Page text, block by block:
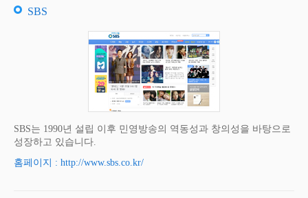
SBS
SBS는 1990년 설립 이후 민영방송의 역동성과 창의성을 바탕으로
성장하고 있습니다.
홈페이지 : http://www.sbs.co.kr/